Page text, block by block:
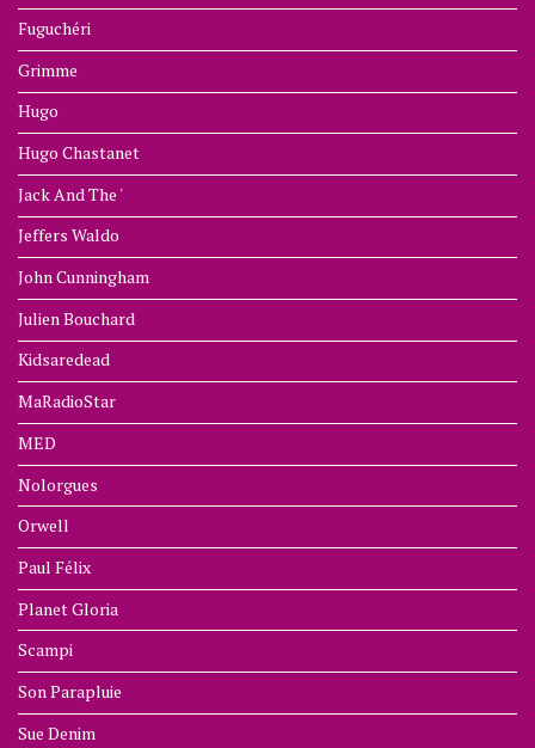
Fuguchéri
Grimme
Hugo
Hugo Chastanet
Jack And The '
Jeffers Waldo
John Cunningham
Julien Bouchard
Kidsaredead
MaRadioStar
MED
Nolorgues
Orwell
Paul Félix
Planet Gloria
Scampi
Son Parapluie
Sue Denim